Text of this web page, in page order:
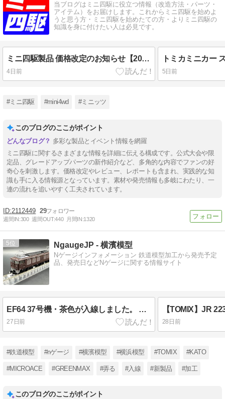
当ブログはミニ四駆に役立つ情報（改造方法・パーツ・
アイテム）をお届けします。これからミニ四駆を始めよ
うと思う方・ミニ四駆を始めたての方・よりミニ四駆の
知識を身に付けたい人は必見です。
ミニ四駆製品 価格改定のお知らせ【2026年7月発表】<タミヤ・TAMIYA＞
4日前 5日前
#ミニ四駆 #mini4wd #ミニッツ
このブログのここがポイント
多彩な製品とイベント情報を網羅
ミニ四駆に関するさまざまな情報を詳細に伝える構成です。公式大会や限
定品、グレードアップパーツの新作紹介など、多角的な内容でファンの好
奇心を刺激します。価格改定やレビュー、レポートも含まれ、実践的な知
識も手に入る情報源となっています。素材や発売情報も多岐にわたり、一
連の流れを追いやすく工夫されています。
2112449 29
週間IN:300 週間OUT:440 月間IN:1320
5 NgaugeJP - 横濱模型
Nゲージインフォメーション 鉄道模型加工から発売予定
品、発売日などNゲージに関する情報サイト
EF64 37号機・茶色が入線しました。 TOMIX 7118
27日前 28日前
#鉄道模型 #nゲージ #横濱模型 #横浜模型 #TOMIX #KATO
#MICROACE #GREENMAX #弄る #入線 #新製品 #加工
このブログのここがポイント